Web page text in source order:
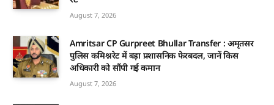
August 7, 2026
Amritsar CP Gurpreet Bhullar Transfer : अमृतसर
पुलिस कमिश्नरेट में बड़ा प्रशासनिक फेरबदल, जानें किस
अधिकारी को सौंपी गई कमान
August 7, 2026